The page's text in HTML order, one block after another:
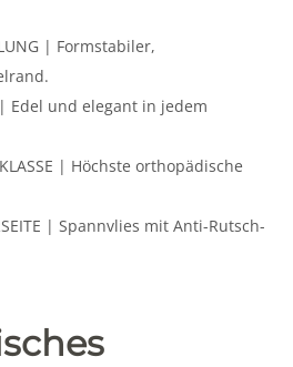
| Formstabiler,
| Edel und elegant in jedem
| Höchste orthopädische
| Spannvlies mit Anti-Rutsch-